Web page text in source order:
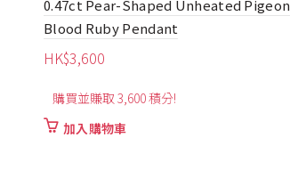
0.75ct Mozambique Pigeon Blood Ruby
Earrings
HK$3,470
購買並賺取 3,470 積分!
加入購物車